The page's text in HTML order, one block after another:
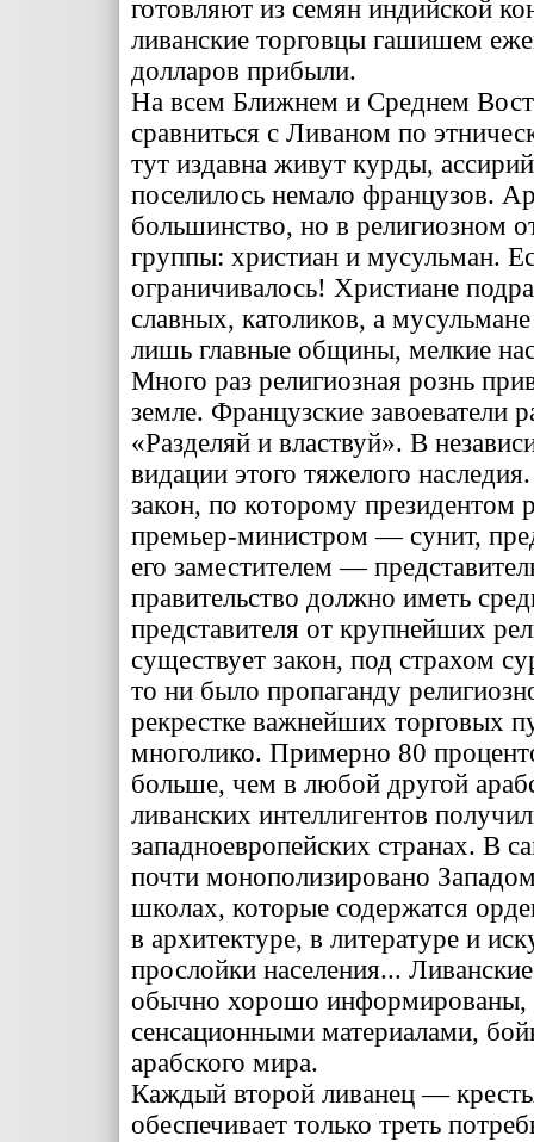
готовляют из семян индийской
ливанские торговцы гашишем
долларов прибыли.
На всем Ближнем и Среднем
сравниться с Ливаном по
тут из­давна живут курды,
поселилось немало французов.
большинство, но в религиозном
группы: христиан и мусульман.
ограничи­валось! Христиане
славных, католиков, а
лишь главные об­щины, мелкие
Много раз религиозная рознь
земле. Французские завоеватели
«Разде­ляй и властвуй». В
видации этого тяжелого
закон, по которому президентом
премьер-минист­ром — сунит,
его за­местителем —
правительство должно иметь
представителя от крупнейших
существует закон, под стра­хом
то ни было пропаганду
рекрестке важнейших торговых
многолико. При­мерно 80
боль­ше, чем в любой другой
ливанских интеллигентов
западно­европейских странах. В
почти монополизировано
школах, которые содержатся
в архитектуре, в литературе и
прослойки населения...
обычно хорошо
сенсационными ма­териалами,
араб­ского мира.
Каждый второй ливанец —
обеспечивает только треть